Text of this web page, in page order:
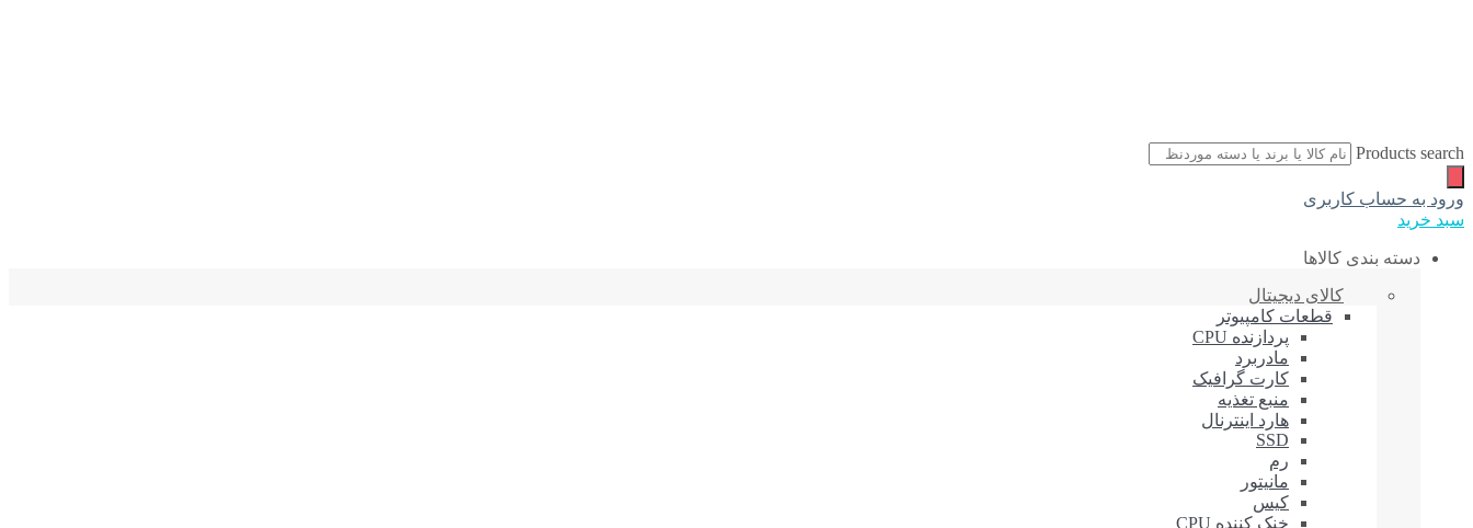
Products search
ورود به حساب کاربری
سبد خرید
دسته بندی کالاها
کالای دیجیتال
قطعات کامپیوتر
پردازنده CPU
مادربرد
کارت گرافیک
منبع تغذیه
هارد اینترنال
SSD
رم
مانیتور
کیس
خنک کننده CPU